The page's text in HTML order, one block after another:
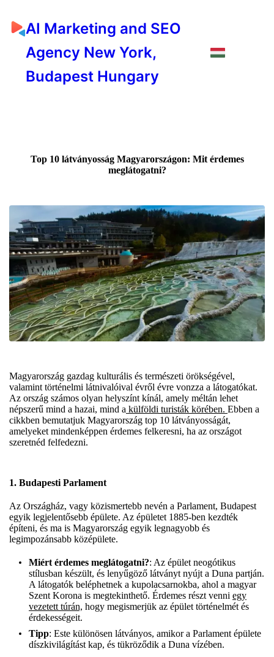
AI Marketing and SEO
Agency New York,
Budapest Hungary
Top 10 látványosság Magyarországon: Mit érdemes
meglátogatni?
Magyarország gazdag kulturális és természeti örökségével,
valamint történelmi látnivalóival évről évre vonzza a látogatókat.
Az ország számos olyan helyszínt kínál, amely méltán lehet
népszerű mind a hazai, mind a külföldi turisták körében. Ebben a
cikkben bemutatjuk Magyarország top 10 látványosságát,
amelyeket mindenképpen érdemes felkeresni, ha az országot
szeretnéd felfedezni.
1. Budapesti Parlament
Az Országház, vagy közismertebb nevén a Parlament, Budapest
egyik legjelentősebb épülete. Az épületet 1885-ben kezdték
építeni, és ma is Magyarország egyik legnagyobb és
legimpozánsabb középülete.
Miért érdemes meglátogatni?: Az épület neogótikus
stílusban készült, és lenyűgöző látványt nyújt a Duna partján.
A látogatók beléphetnek a kupolacsarnokba, ahol a magyar
Szent Korona is megtekinthető. Érdemes részt venni egy
vezetett túrán, hogy megismerjük az épület történelmét és
érdekességeit.
Tipp: Este különösen látványos, amikor a Parlament épülete
díszkivilágítást kap, és tükröződik a Duna vízében.